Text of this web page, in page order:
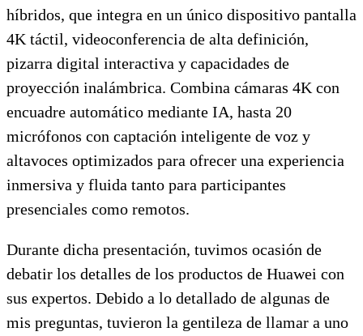
híbridos, que integra en un único dispositivo pantalla
4K táctil, videoconferencia de alta definición,
pizarra digital interactiva y capacidades de
proyección inalámbrica. Combina cámaras 4K con
encuadre automático mediante IA, hasta 20
micrófonos con captación inteligente de voz y
altavoces optimizados para ofrecer una experiencia
inmersiva y fluida tanto para participantes
presenciales como remotos.
Durante dicha presentación, tuvimos ocasión de
debatir los detalles de los productos de Huawei con
sus expertos. Debido a lo detallado de algunas de
mis preguntas, tuvieron la gentileza de llamar a uno